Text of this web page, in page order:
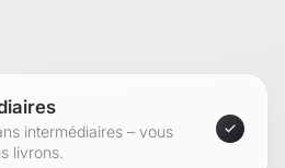
intermédiaires – vous
livrons.